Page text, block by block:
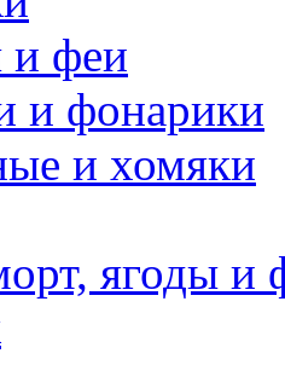
и феи
и фонарики
и хомяки
ягоды и